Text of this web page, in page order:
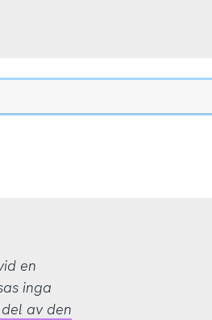
en
inga
av den